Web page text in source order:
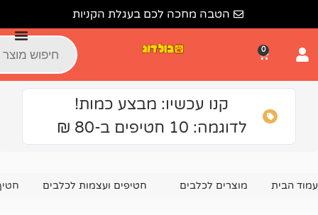
הטבה מחכה לכם בעגלת הקניות
קנו עכשיו: מבצע כמות!
10 חטיפים ב-80 ₪
לכלבים חטיפים ועצמות לכלבים חטיף לכלב אלפא דוג